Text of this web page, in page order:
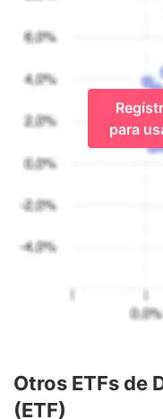
para
Otros ETFs de
(ETF)